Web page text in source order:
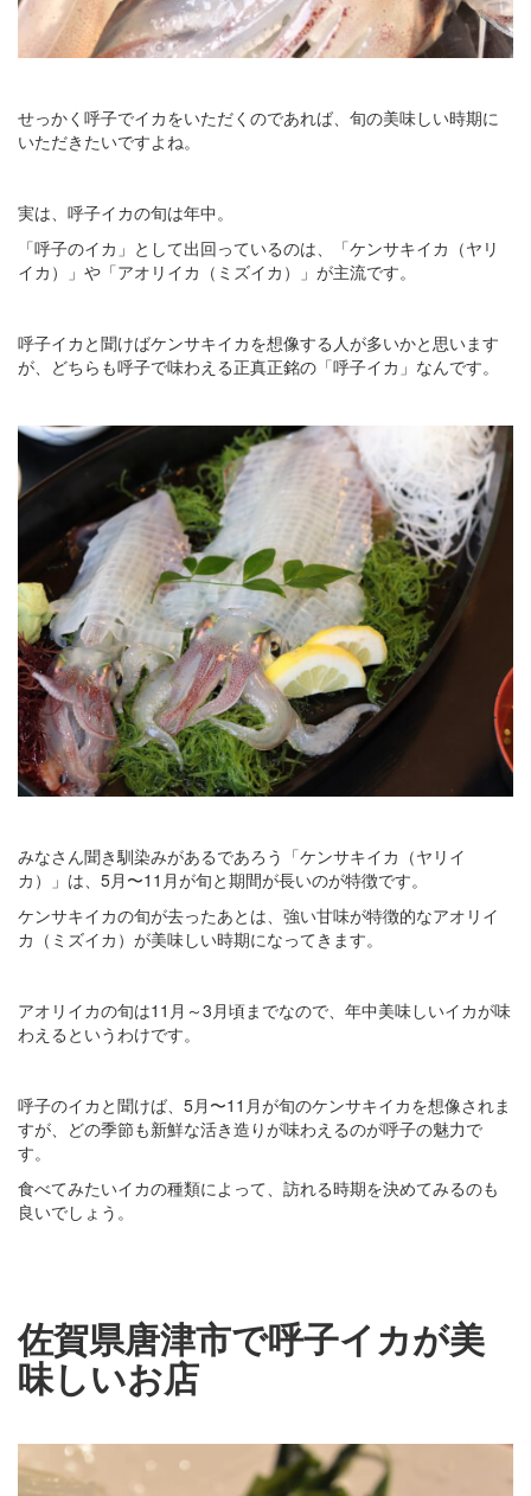
せっかく呼子でイカをいただくのであれば、旬の美味しい時期に
いただきたいですよね。
実は、呼子イカの旬は年中。
「呼子のイカ」として出回っているのは、「ケンサキイカ（ヤリ
イカ）」や「アオリイカ（ミズイカ）」が主流です。
呼子イカと聞けばケンサキイカを想像する人が多いかと思います
が、どちらも呼子で味わえる正真正銘の「呼子イカ」なんです。
みなさん聞き馴染みがあるであろう「ケンサキイカ（ヤリイ
カ）」は、5月〜11月が旬と期間が長いのが特徴です。
ケンサキイカの旬が去ったあとは、強い甘味が特徴的なアオリイ
カ（ミズイカ）が美味しい時期になってきます。
アオリイカの旬は11月～3月頃までなので、年中美味しいイカが味
わえるというわけです。
呼子のイカと聞けば、5月〜11月が旬のケンサキイカを想像されま
すが、どの季節も新鮮な活き造りが味わえるのが呼子の魅力で
す。
食べてみたいイカの種類によって、訪れる時期を決めてみるのも
良いでしょう。
佐賀県唐津市で呼子イカが美
味しいお店